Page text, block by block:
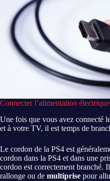
Connecter l’alimentation
Une fois que vous avez connecté
et à votre TV, il est temps de
Le cordon de la PS4 est
cordon dans la PS4 et dans une
cordon est correctement branché.
rallonge ou de multiprise pour